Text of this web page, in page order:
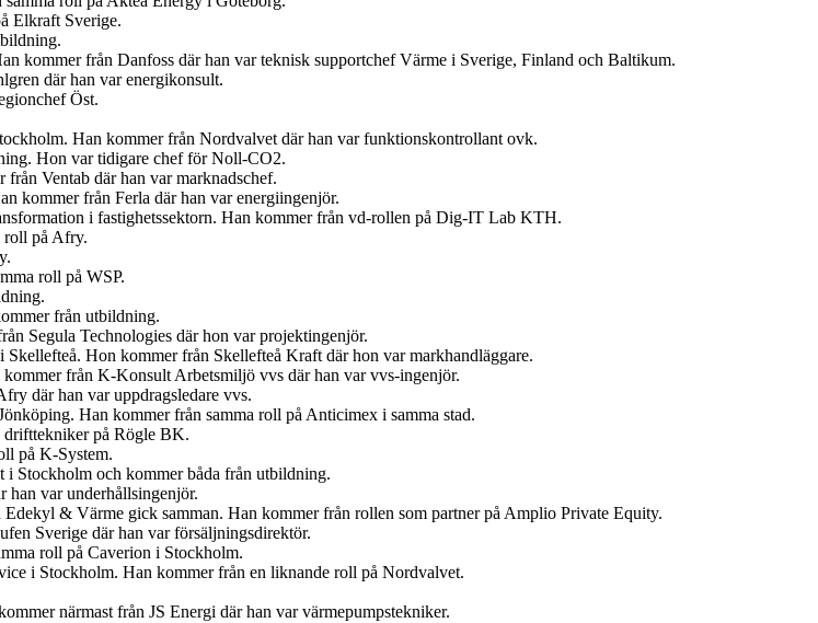
Elkraft Sverige.
kommer från Danfoss där han var teknisk supportchef Värme i Sverige, Finland och Baltikum.
där han var energikonsult.
Öst.
Han kommer från Nordvalvet där han var funktionskontrollant ovk.
Hon var tidigare chef för Noll-CO2.
Ventab där han var marknadschef.
kommer från Ferla där han var energiingenjör.
i fastighetssektorn. Han kommer från vd-rollen på Dig-IT Lab KTH.
roll på Afry.
roll på WSP.
från utbildning.
Segula Technologies där hon var projektingenjör.
Hon kommer från Skellefteå Kraft där hon var markhandläggare.
från K-Konsult Arbetsmiljö vvs där han var vvs-ingenjör.
där han var uppdragsledare vvs.
Han kommer från samma roll på Anticimex i samma stad.
på Rögle BK.
på K-System.
Stockholm och kommer båda från utbildning.
var underhållsingenjör.
& Värme gick samman. Han kommer från rollen som partner på Amplio Private Equity.
Sverige där han var försäljningsdirektör.
roll på Caverion i Stockholm.
i Stockholm. Han kommer från en liknande roll på Nordvalvet.
närmast från JS Energi där han var värmepumpstekniker.